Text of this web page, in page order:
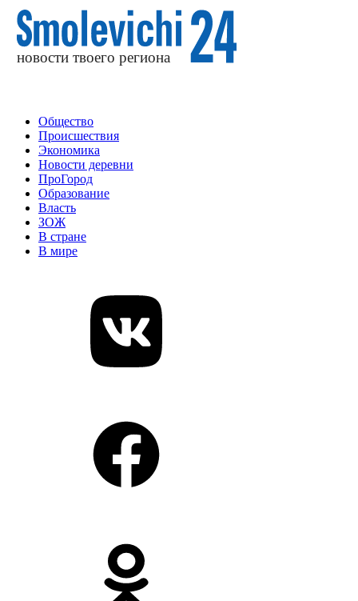
Общество
Происшествия
Экономика
Новости деревни
ПроГород
Образование
Власть
ЗОЖ
В стране
В мире